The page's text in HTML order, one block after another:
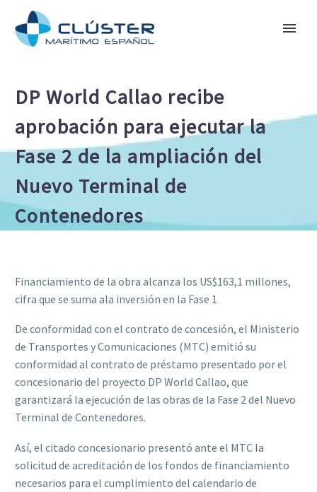
DP World Callao recibe
aprobación para ejecutar la
Fase 2 de la ampliación del
Nuevo Terminal de
Contenedores
Financiamiento de la obra alcanza los US$163,1 millones,
cifra que se suma ala inversión en la Fase 1
De conformidad con el contrato de concesión, el Ministerio
de Transportes y Comunicaciones (MTC) emitió su
conformidad al contrato de préstamo presentado por el
concesionario del proyecto DP World Callao, que
garantizará la ejecución de las obras de la Fase 2 del Nuevo
Terminal de Contenedores.
Así, el citado concesionario presentó ante el MTC la
solicitud de acreditación de los fondos de financiamiento
necesarios para el cumplimiento del calendario de